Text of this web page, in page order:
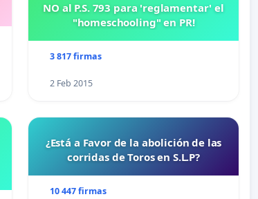
NO al P.S. 793 para 'reglamentar' el
"homeschooling" en PR!
3 817 firmas
2 Feb 2015
¿Está a Favor de la abolición de las
corridas de Toros en S.L.P?
10 447 firmas